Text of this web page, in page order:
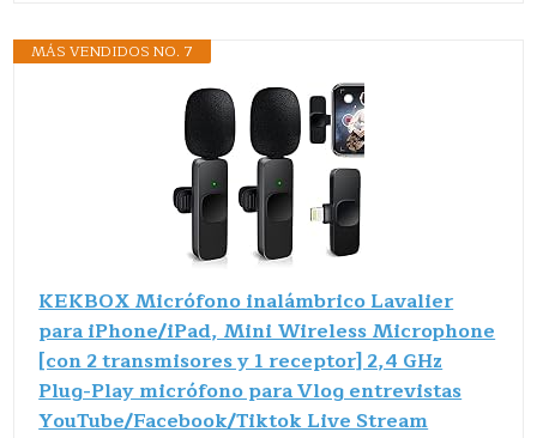
MÁS VENDIDOS NO. 7
KEKBOX Micrófono inalámbrico Lavalier
para iPhone/iPad, Mini Wireless Microphone
[con 2 transmisores y 1 receptor] 2,4 GHz
Plug-Play micrófono para Vlog entrevistas
YouTube/Facebook/Tiktok Live Stream